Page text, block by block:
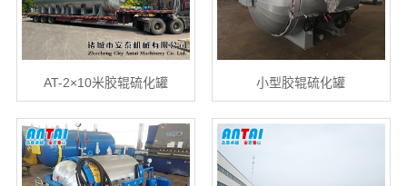
AT-2×10米胶辊硫化罐 小型胶辊硫化罐